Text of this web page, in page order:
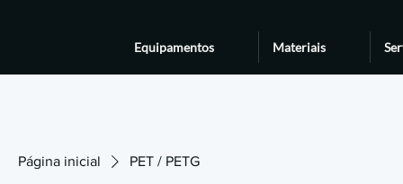
Equipamentos Materiais
Página inicial PET / PETG